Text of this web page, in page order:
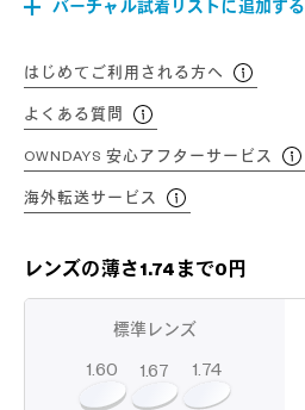
バーチャル試着リストに追加する
はじめてご利用される方へ
よくある質問
OWNDAYS 安心アフターサービス
海外転送サービス
レンズの薄さ1.74まで0円
標準レンズ
1.60 1.67 1.74